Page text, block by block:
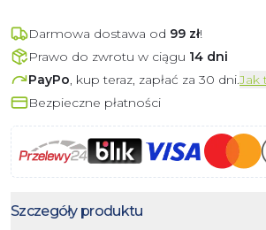
Darmowa dostawa od 99 zł!
Prawo do zwrotu w ciągu 14 dni
PayPo, kup teraz, zapłać za 30 dni.Jak
Bezpieczne płatności
Szczegóły produktu